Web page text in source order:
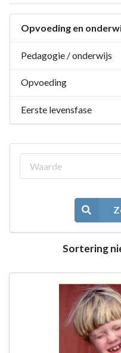
Opvoeding en
Pedagogie / onderwijs
Opvoeding
Eerste levensfase
Sortering